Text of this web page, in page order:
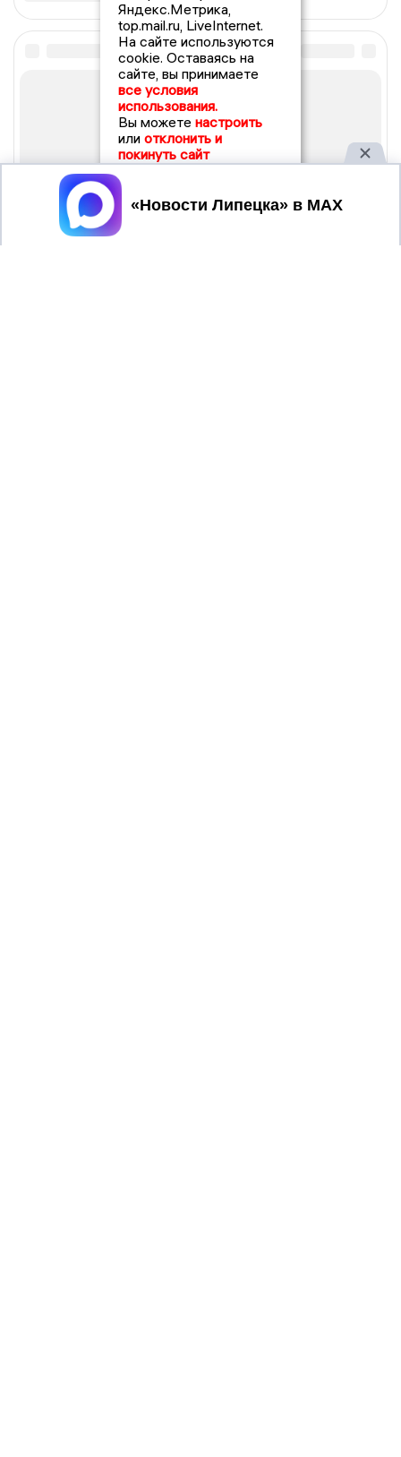
Яндекс.Метрика,
top.mail.ru, LiveInternet.
На сайте используются
cookie. Оставаясь на
сайте, вы принимаете
все условия
использования.
Вы можете настроить
или отклонить и
покинуть сайт
Принять